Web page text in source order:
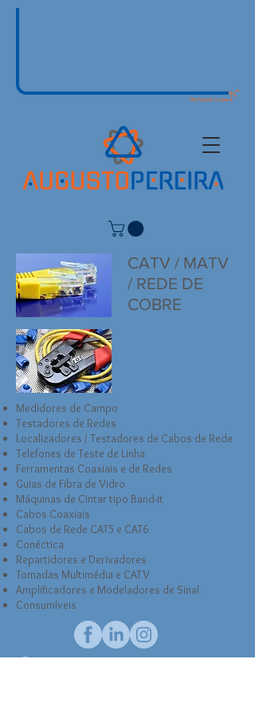
CATV / MATV
/ REDE DE
COBRE
Medidores de Campo
Testadores de Redes
Localizadores / Testadores de Cabos de Rede
Telefones de Teste de Linha
Ferramentas Coaxiais e de Redes
Guias de Fibra de Vidro
Máquinas de Cintar tipo Band-it
Cabos Coaxiais
Cabos de Rede CAT5 e CAT6
Conéctica
Repartidores e Derivadores
Tomadas Multimédia e CATV
Amplificadores e Modeladores de Sinal
Consumíveis